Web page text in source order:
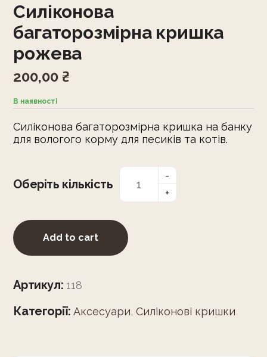
Силіконова
багаторозмірна кришка
рожева
200,00₴
В наявності
Силіконова багаторозмірна кришка на банку
для вологого корму для песиків та котів.
Оберіть кількість
Add to cart
Артикул: 118
Категорії: Аксесуари,Силіконові кришки